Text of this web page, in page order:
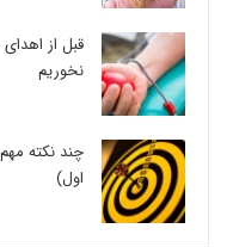
قبل از
نخوریم
چند نکته
اول)